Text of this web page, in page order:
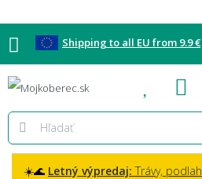
Shipping to all EU from 9.9 €
Blog Kontakt
☀️🌊 Letný výpredaj: Trávy,